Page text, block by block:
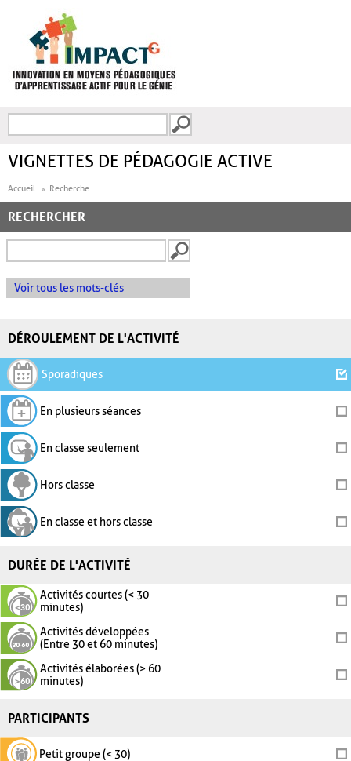
FORMULAIRE DE
VIGNETTES DE PÉDAGOGIE ACTIVE
Accueil Recherche
RECHERCHER
Voir tous les mots-clés
DÉROULEMENT DE L'ACTIVITÉ
Sporadiques
En plusieurs séances
En classe seulement
Hors classe
En classe et hors classe
DURÉE DE L'ACTIVITÉ
Activités courtes (< 30
minutes)
Activités développées
(Entre 30 et 60 minutes)
Activités élaborées (> 60
minutes)
PARTICIPANTS
Petit groupe (< 30)